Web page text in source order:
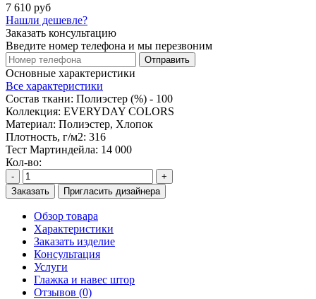
7 610 руб
Нашли дешевле?
Заказать консультацию
Введите номер телефона и мы перезвоним
Отправить
Основные характеристики
Все характеристики
Состав ткани: Полиэстер (%) - 100
Коллекция: EVERYDAY COLORS
Материал: Полиэстер, Хлопок
Плотность, г/м2: 316
Тест Мартиндейла: 14 000
Кол-во:
-
+
Заказать
Пригласить дизайнера
Обзор товара
Характеристики
Заказать изделие
Консультация
Услуги
Глажка и навес штор
Отзывов (0)